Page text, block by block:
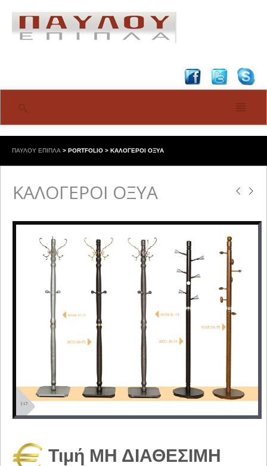
ΠΑΥΛΟΥ ΕΠΙΠΛΑ > PORTFOLIO > ΚΑΛΟΓΕΡΟΙ ΟΞΥΑ
ΚΑΛΟΓΕΡΟΙ ΟΞΥΑ
Τιμή ΜΗ ΔΙΑΘΕΣΙΜΗ